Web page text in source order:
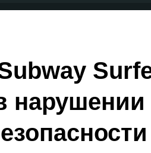
нарушении